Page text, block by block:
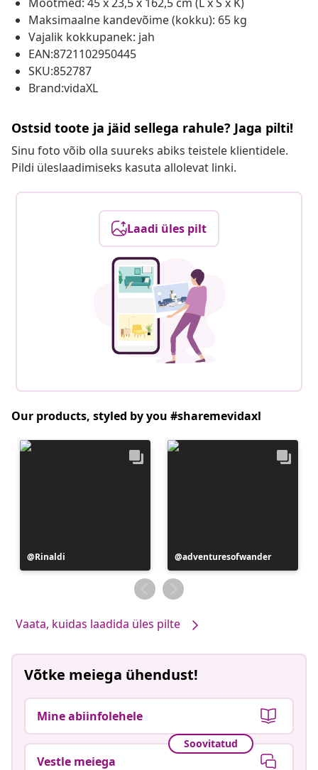
Maksimaalne kandevõime (kokku): 65 kg
Vajalik kokkupanek: jah
EAN:8721102950445
SKU:852787
Brand:vidaXL
Ostsid toote ja jäid sellega rahule? Jaga pilti!
Sinu foto võib olla suureks abiks teistele klientidele.
Pildi üleslaadimiseks kasuta allolevat linki.
Laadi üles pilt
Our products, styled by you #sharemevidaxl
Postitus
avaldatud
Rinaldi
Postitus
avaldatud
adventuresofwander
Vaata, kuidas laadida üles pilte
Võtke meiega ühendust!
Mine abiinfolehele
Soovitatud
Vestle meiega